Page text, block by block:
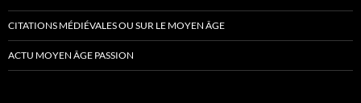
CITATIONS MÉDIÉVALES OU SUR LE MOYEN ÂGE
ACTU MOYEN ÂGE PASSION